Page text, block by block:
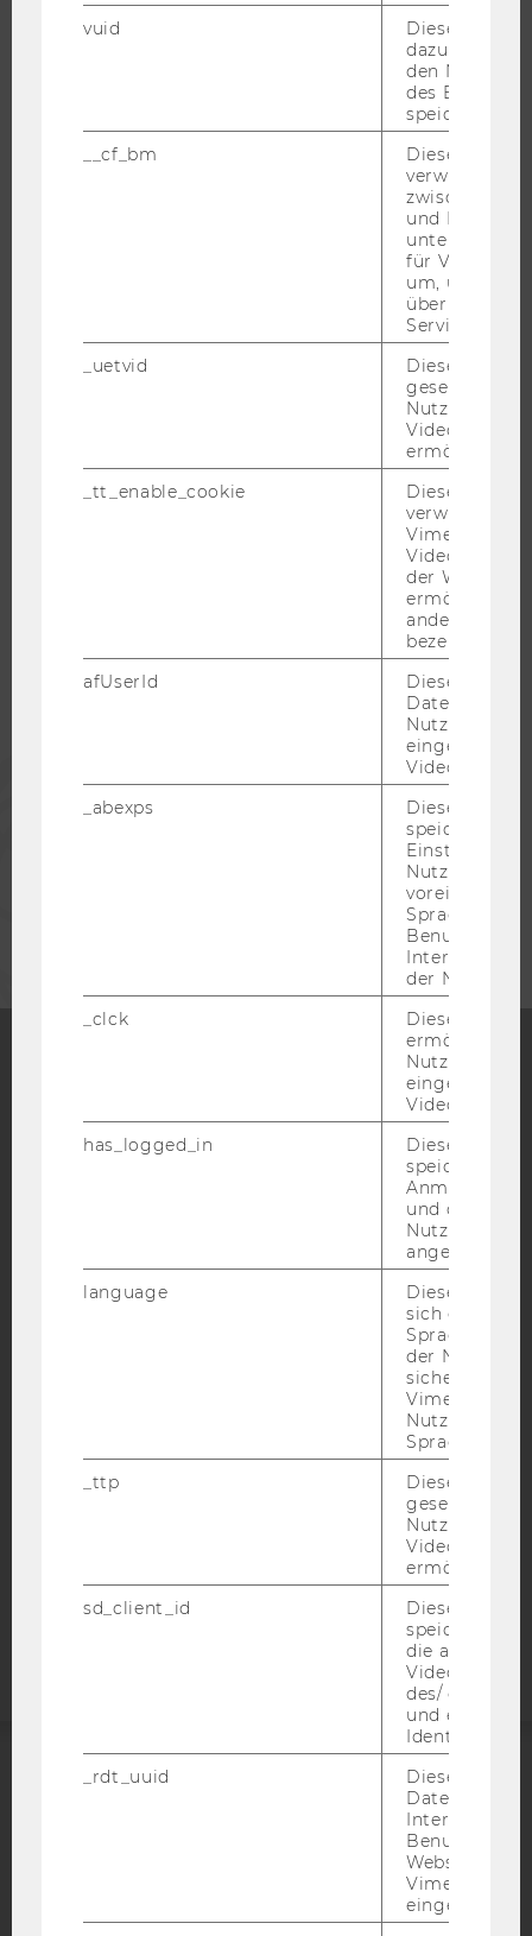
JOBS MIT WU-STUDIUM
ALUMNI
Blog
Bluesky
BARRIEREFREIHEITSERKLÄRUNG WEBSEITE
DATENSCHUTZERKLÄRUNG SOCIAL MEDIA
STUDIENBEWERBER*INNEN UND STUDIERENDE
ACCREDITED BY:
vuid
Dieser
dazu
den
des
speichern.
__cf_bm
Dieses
verwendet,
zwischen
und Bots zu
für Vimeo
um, um
über die
Service zu
_uetvid
Dieses
gesetzt, um
Nutzung des
Videoplayers
ermöglichen
_tt_enable_cookie
Dieses
verwendet,
Vimeo-
der WU-
ermöglichen
andere nicht
bezeichnete
afUserId
Dieses
Daten von
Videos
_abexps
Dieses Cookie
speichert
Nutzer*in, zB.
Sprache,
der Nutzer*in
_clck
Dieses Cookie
ermöglicht
Nutzung des
Video Players
has_logged_in
Dieses Cookie
speichert
und ob sich
Nutzer*in
angemeldet
language
Dieses
sich die
der
Vimeo in der
Nutzer
Sprache
_ttp
Dieser
gesetzt, um
Nutzung des
Videoplayers
ermöglichen
sd_client_id
Dieses Cookie
speichert
die aktuellen
des/ der
und einen
_rdt_uuid
Dieses
Daten über
Interaktionen
Websites, auf
Vimeo-Video
eingebettet